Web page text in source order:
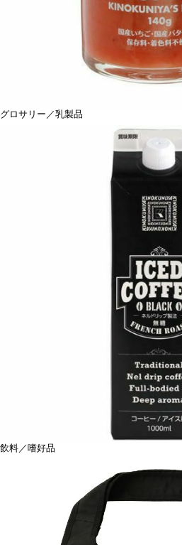
グロサリー／乳製品
飲料／嗜好品